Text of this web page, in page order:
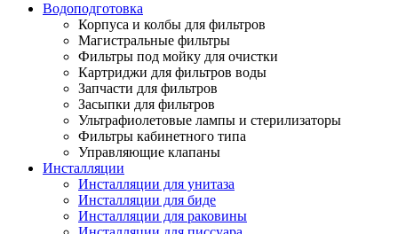
Водоподготовка
Корпуса и колбы для фильтров
Магистральные фильтры
Фильтры под мойку для очистки
Картриджи для фильтров воды
Запчасти для фильтров
Засыпки для фильтров
Ультрафиолетовые лампы и стерилизаторы
Фильтры кабинетного типа
Управляющие клапаны
Инсталляции
Инсталляции для унитаза
Инсталляции для биде
Инсталляции для раковины